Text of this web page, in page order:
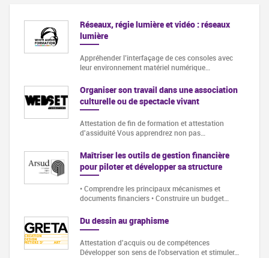
Réseaux, régie lumière et vidéo : réseaux
lumière
Appréhender l’interfaçage de ces consoles avec
leur environnement matériel numérique…
Organiser son travail dans une association
culturelle ou de spectacle vivant
Attestation de fin de formation et attestation
d'assiduité Vous apprendrez non pas…
Maîtriser les outils de gestion financière
pour piloter et développer sa structure
• Comprendre les principaux mécanismes et
documents financiers • Construire un budget…
Du dessin au graphisme
Attestation d'acquis ou de compétences
Développer son sens de l'observation et stimuler…